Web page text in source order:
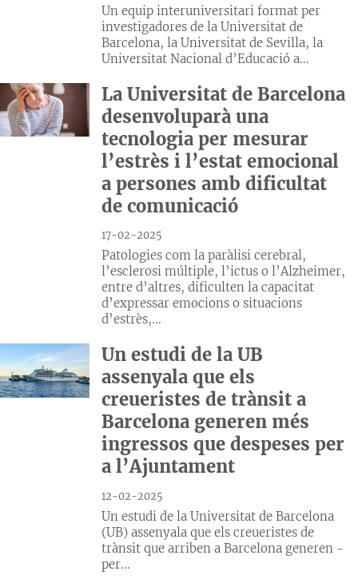
Un equip interuniversitari format per
investigadores de la Universitat de
Barcelona, la Universitat de Sevilla, la
Universitat Nacional d’Educació a...
La Universitat de Barcelona
desenvoluparà una
tecnologia per mesurar
l’estrès i l’estat emocional
a persones amb dificultat
de comunicació
17-02-2025
Patologies com la paràlisi cerebral,
l’esclerosi múltiple, l’ictus o l’Alzheimer,
entre d’altres, dificulten la capacitat
d’expressar emocions o situacions
d’estrès,...
Un estudi de la UB
assenyala que els
creueristes de trànsit a
Barcelona generen més
ingressos que despeses per
a l’Ajuntament
12-02-2025
Un estudi de la Universitat de Barcelona
(UB) assenyala que els creueristes de
trànsit que arriben a Barcelona generen -
per...